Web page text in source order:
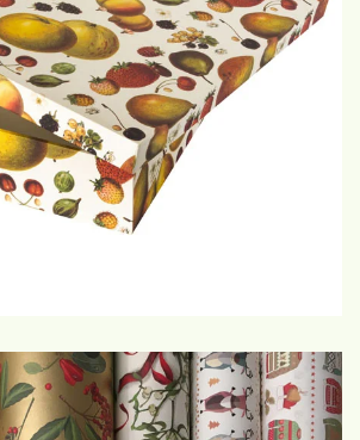
€15,-
GROTE WEERGAVE